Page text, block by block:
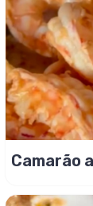
Camarão